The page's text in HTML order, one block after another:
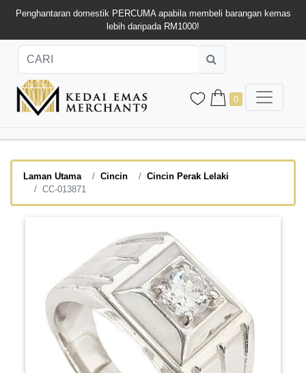
Penghantaran domestik PERCUMA apabila membeli barangan kemas
lebih daripada RM1000!
0
Laman Utama Cincin
Cincin Perak Lelaki
CC-013871